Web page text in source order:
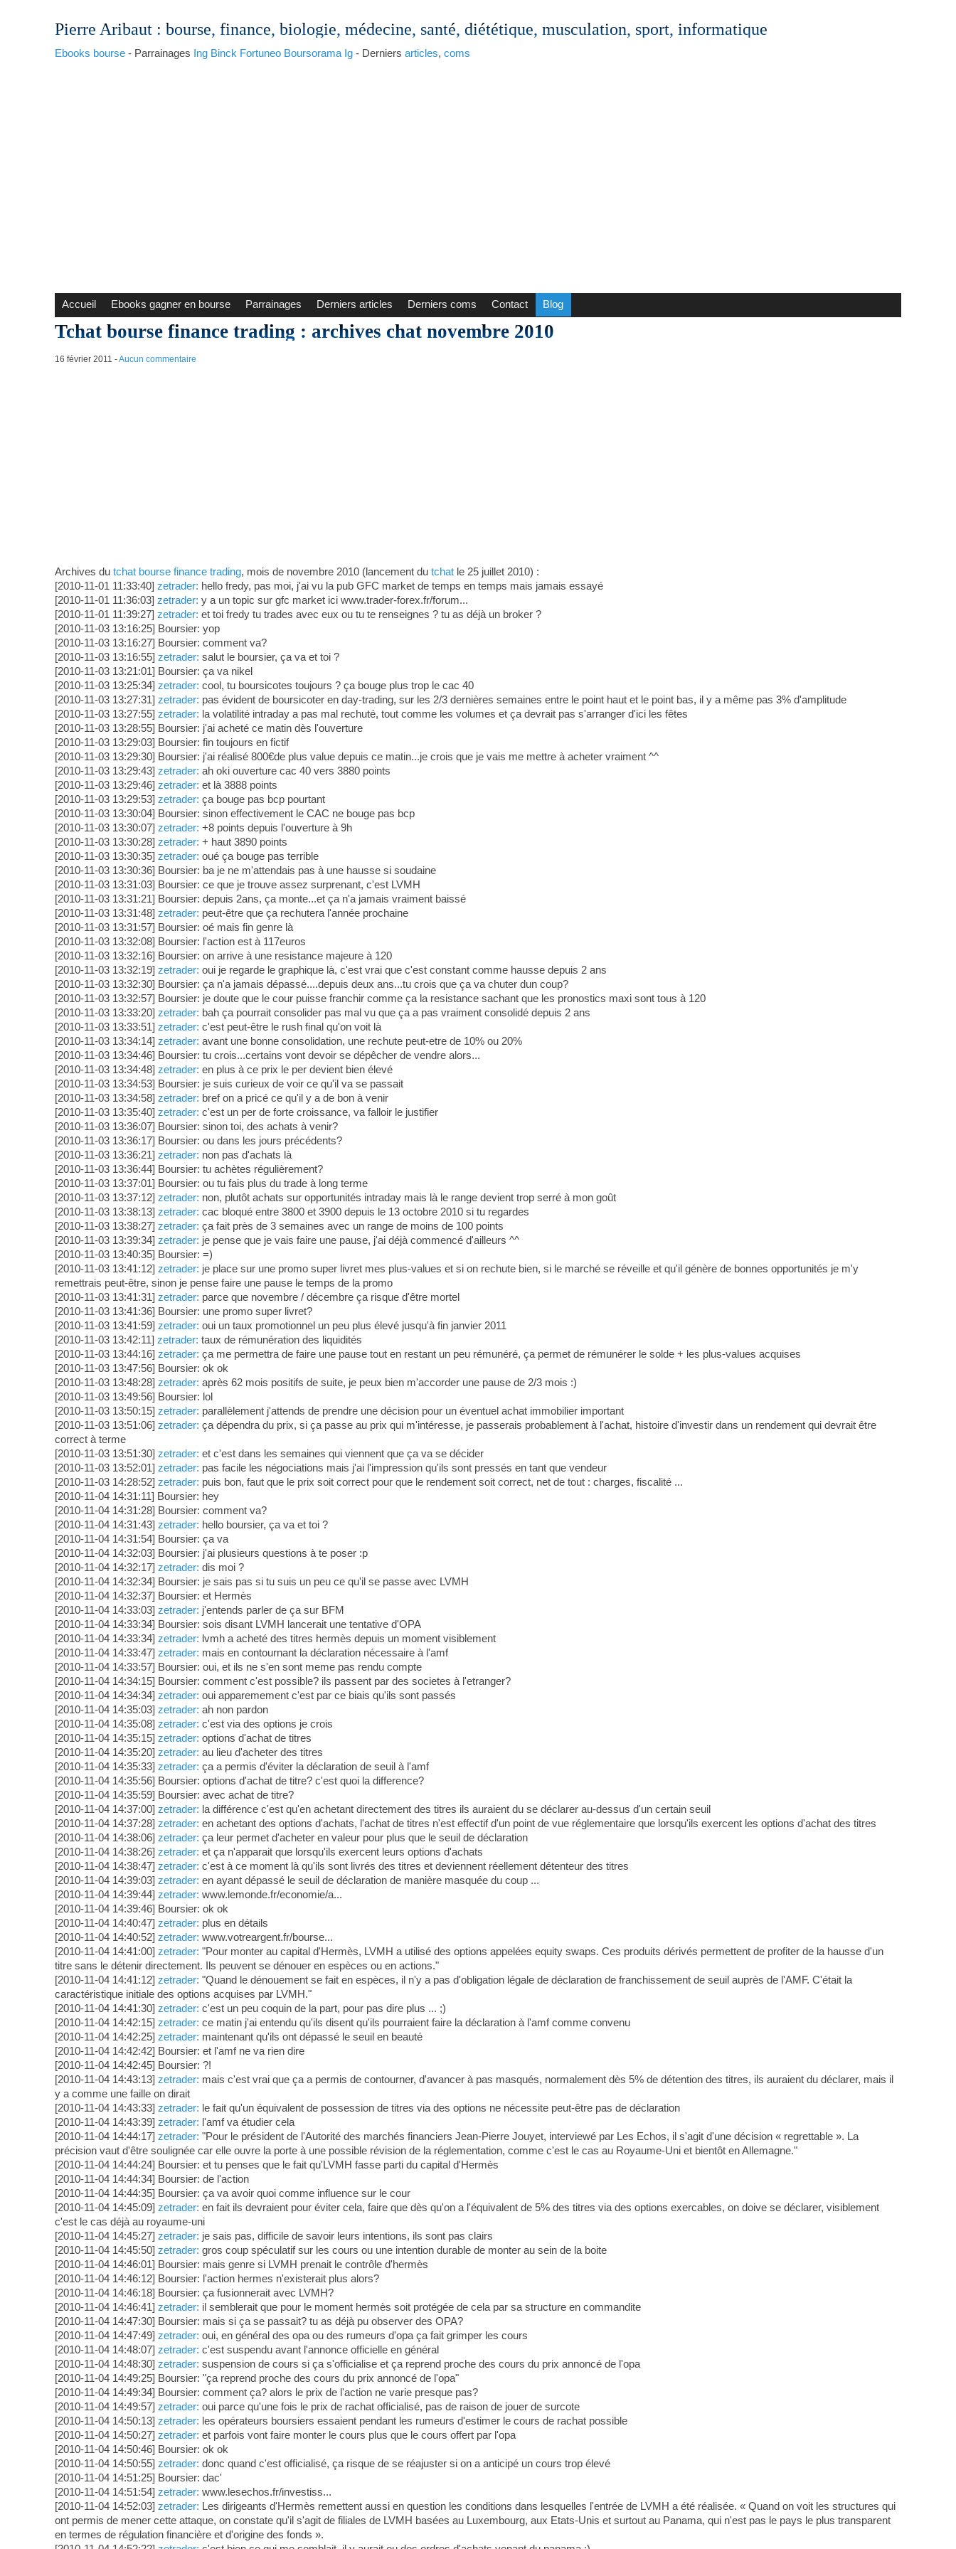
Pierre Aribaut: bourse, finance, biologie, médecine, santé, diététique, musculation, sport, informatique
Ebooks bourse- Parrainages Ing Binck Fortuneo Boursorama Ig- Derniers articles, coms
Accueil Ebooks gagner en bourse Parrainages Derniers articles Derniers coms Contact Blog
Tchat bourse finance trading : archives chat novembre 2010
16 février 2011 -Aucun commentaire
Archives du tchat bourse finance trading, mois de novembre 2010 (lancement du tchatle 25 juillet 2010) :
[2010-11-01 11:33:40] zetrader: hello fredy, pas moi, j'ai vu la pub GFC market de temps en temps mais jamais essayé
[2010-11-01 11:36:03] zetrader: y a un topic sur gfc market ici www.trader-forex.fr/forum...
[2010-11-01 11:39:27] zetrader: et toi fredy tu trades avec eux ou tu te renseignes ? tu as déjà un broker ?
[2010-11-03 13:16:25] Boursier: yop
[2010-11-03 13:16:27] Boursier: comment va?
[2010-11-03 13:16:55] zetrader: salut le boursier, ça va et toi ?
[2010-11-03 13:21:01] Boursier: ça va nikel
[2010-11-03 13:25:34] zetrader: cool, tu boursicotes toujours ? ça bouge plus trop le cac 40
[2010-11-03 13:27:31] zetrader: pas évident de boursicoter en day-trading, sur les 2/3 dernières semaines entre le point haut et le point bas, il y a même pas 3% d'amplitude
[2010-11-03 13:27:55] zetrader: la volatilité intraday a pas mal rechuté, tout comme les volumes et ça devrait pas s'arranger d'ici les fêtes
[2010-11-03 13:28:55] Boursier: j'ai acheté ce matin dès l'ouverture
[2010-11-03 13:29:03] Boursier: fin toujours en fictif
[2010-11-03 13:29:30] Boursier: j'ai réalisé 800€de plus value depuis ce matin...je crois que je vais me mettre à acheter vraiment ^^
[2010-11-03 13:29:43] zetrader: ah oki ouverture cac 40 vers 3880 points
[2010-11-03 13:29:46] zetrader: et là 3888 points
[2010-11-03 13:29:53] zetrader: ça bouge pas bcp pourtant
[2010-11-03 13:30:04] Boursier: sinon effectivement le CAC ne bouge pas bcp
[2010-11-03 13:30:07] zetrader: +8 points depuis l'ouverture à 9h
[2010-11-03 13:30:28] zetrader: + haut 3890 points
[2010-11-03 13:30:35] zetrader: oué ça bouge pas terrible
[2010-11-03 13:30:36] Boursier: ba je ne m'attendais pas à une hausse si soudaine
[2010-11-03 13:31:03] Boursier: ce que je trouve assez surprenant, c'est LVMH
[2010-11-03 13:31:21] Boursier: depuis 2ans, ça monte...et ça n'a jamais vraiment baissé
[2010-11-03 13:31:48] zetrader: peut-être que ça rechutera l'année prochaine
[2010-11-03 13:31:57] Boursier: oé mais fin genre là
[2010-11-03 13:32:08] Boursier: l'action est à 117euros
[2010-11-03 13:32:16] Boursier: on arrive à une resistance majeure à 120
[2010-11-03 13:32:19] zetrader: oui je regarde le graphique là, c'est vrai que c'est constant comme hausse depuis 2 ans
[2010-11-03 13:32:30] Boursier: ça n'a jamais dépassé....depuis deux ans...tu crois que ça va chuter dun coup?
[2010-11-03 13:32:57] Boursier: je doute que le cour puisse franchir comme ça la resistance sachant que les pronostics maxi sont tous à 120
[2010-11-03 13:33:20] zetrader: bah ça pourrait consolider pas mal vu que ça a pas vraiment consolidé depuis 2 ans
[2010-11-03 13:33:51] zetrader: c'est peut-être le rush final qu'on voit là
[2010-11-03 13:34:14] zetrader: avant une bonne consolidation, une rechute peut-etre de 10% ou 20%
[2010-11-03 13:34:46] Boursier: tu crois...certains vont devoir se dépêcher de vendre alors...
[2010-11-03 13:34:48] zetrader: en plus à ce prix le per devient bien élevé
[2010-11-03 13:34:53] Boursier: je suis curieux de voir ce qu'il va se passait
[2010-11-03 13:34:58] zetrader: bref on a pricé ce qu'il y a de bon à venir
[2010-11-03 13:35:40] zetrader: c'est un per de forte croissance, va falloir le justifier
[2010-11-03 13:36:07] Boursier: sinon toi, des achats à venir?
[2010-11-03 13:36:17] Boursier: ou dans les jours précédents?
[2010-11-03 13:36:21] zetrader: non pas d'achats là
[2010-11-03 13:36:44] Boursier: tu achètes régulièrement?
[2010-11-03 13:37:01] Boursier: ou tu fais plus du trade à long terme
[2010-11-03 13:37:12] zetrader: non, plutôt achats sur opportunités intraday mais là le range devient trop serré à mon goût
[2010-11-03 13:38:13] zetrader: cac bloqué entre 3800 et 3900 depuis le 13 octobre 2010 si tu regardes
[2010-11-03 13:38:27] zetrader: ça fait près de 3 semaines avec un range de moins de 100 points
[2010-11-03 13:39:34] zetrader: je pense que je vais faire une pause, j'ai déjà commencé d'ailleurs ^^
[2010-11-03 13:40:35] Boursier: =)
[2010-11-03 13:41:12] zetrader: je place sur une promo super livret mes plus-values et si on rechute bien, si le marché se réveille et qu'il génère de bonnes opportunités je m'y
remettrais peut-être, sinon je pense faire une pause le temps de la promo
[2010-11-03 13:41:31] zetrader: parce que novembre / décembre ça risque d'être mortel
[2010-11-03 13:41:36] Boursier: une promo super livret?
[2010-11-03 13:41:59] zetrader: oui un taux promotionnel un peu plus élevé jusqu'à fin janvier 2011
[2010-11-03 13:42:11] zetrader: taux de rémunération des liquidités
[2010-11-03 13:44:16] zetrader: ça me permettra de faire une pause tout en restant un peu rémunéré, ça permet de rémunérer le solde + les plus-values acquises
[2010-11-03 13:47:56] Boursier: ok ok
[2010-11-03 13:48:28] zetrader: après 62 mois positifs de suite, je peux bien m'accorder une pause de 2/3 mois :)
[2010-11-03 13:49:56] Boursier: lol
[2010-11-03 13:50:15] zetrader: parallèlement j'attends de prendre une décision pour un éventuel achat immobilier important
[2010-11-03 13:51:06] zetrader: ça dépendra du prix, si ça passe au prix qui m'intéresse, je passerais probablement à l'achat, histoire d'investir dans un rendement qui devrait être
correct à terme
[2010-11-03 13:51:30] zetrader: et c'est dans les semaines qui viennent que ça va se décider
[2010-11-03 13:52:01] zetrader: pas facile les négociations mais j'ai l'impression qu'ils sont pressés en tant que vendeur
[2010-11-03 14:28:52] zetrader: puis bon, faut que le prix soit correct pour que le rendement soit correct, net de tout : charges, fiscalité ...
[2010-11-04 14:31:11] Boursier: hey
[2010-11-04 14:31:28] Boursier: comment va?
[2010-11-04 14:31:43] zetrader: hello boursier, ça va et toi ?
[2010-11-04 14:31:54] Boursier: ça va
[2010-11-04 14:32:03] Boursier: j'ai plusieurs questions à te poser :p
[2010-11-04 14:32:17] zetrader: dis moi ?
[2010-11-04 14:32:34] Boursier: je sais pas si tu suis un peu ce qu'il se passe avec LVMH
[2010-11-04 14:32:37] Boursier: et Hermès
[2010-11-04 14:33:03] zetrader: j'entends parler de ça sur BFM
[2010-11-04 14:33:34] Boursier: sois disant LVMH lancerait une tentative d'OPA
[2010-11-04 14:33:34] zetrader: lvmh a acheté des titres hermès depuis un moment visiblement
[2010-11-04 14:33:47] zetrader: mais en contournant la déclaration nécessaire à l'amf
[2010-11-04 14:33:57] Boursier: oui, et ils ne s'en sont meme pas rendu compte
[2010-11-04 14:34:15] Boursier: comment c'est possible? ils passent par des societes à l'etranger?
[2010-11-04 14:34:34] zetrader: oui apparemement c'est par ce biais qu'ils sont passés
[2010-11-04 14:35:03] zetrader: ah non pardon
[2010-11-04 14:35:08] zetrader: c'est via des options je crois
[2010-11-04 14:35:15] zetrader: options d'achat de titres
[2010-11-04 14:35:20] zetrader: au lieu d'acheter des titres
[2010-11-04 14:35:33] zetrader: ça a permis d'éviter la déclaration de seuil à l'amf
[2010-11-04 14:35:56] Boursier: options d'achat de titre? c'est quoi la difference?
[2010-11-04 14:35:59] Boursier: avec achat de titre?
[2010-11-04 14:37:00] zetrader: la différence c'est qu'en achetant directement des titres ils auraient du se déclarer au-dessus d'un certain seuil
[2010-11-04 14:37:28] zetrader: en achetant des options d'achats, l'achat de titres n'est effectif d'un point de vue réglementaire que lorsqu'ils exercent les options d'achat des titres
[2010-11-04 14:38:06] zetrader: ça leur permet d'acheter en valeur pour plus que le seuil de déclaration
[2010-11-04 14:38:26] zetrader: et ça n'apparait que lorsqu'ils exercent leurs options d'achats
[2010-11-04 14:38:47] zetrader: c'est à ce moment là qu'ils sont livrés des titres et deviennent réellement détenteur des titres
[2010-11-04 14:39:03] zetrader: en ayant dépassé le seuil de déclaration de manière masquée du coup ...
[2010-11-04 14:39:44] zetrader: www.lemonde.fr/economie/a...
[2010-11-04 14:39:46] Boursier: ok ok
[2010-11-04 14:40:47] zetrader: plus en détails
[2010-11-04 14:40:52] zetrader: www.votreargent.fr/bourse...
[2010-11-04 14:41:00] zetrader: "Pour monter au capital d'Hermès, LVMH a utilisé des options appelées equity swaps. Ces produits dérivés permettent de profiter de la hausse d'un
titre sans le détenir directement. Ils peuvent se dénouer en espèces ou en actions."
[2010-11-04 14:41:12] zetrader: "Quand le dénouement se fait en espèces, il n'y a pas d'obligation légale de déclaration de franchissement de seuil auprès de l'AMF. C'était la
caractéristique initiale des options acquises par LVMH."
[2010-11-04 14:41:30] zetrader: c'est un peu coquin de la part, pour pas dire plus ... ;)
[2010-11-04 14:42:15] zetrader: ce matin j'ai entendu qu'ils disent qu'ils pourraient faire la déclaration à l'amf comme convenu
[2010-11-04 14:42:25] zetrader: maintenant qu'ils ont dépassé le seuil en beauté
[2010-11-04 14:42:42] Boursier: et l'amf ne va rien dire
[2010-11-04 14:42:45] Boursier: ?!
[2010-11-04 14:43:13] zetrader: mais c'est vrai que ça a permis de contourner, d'avancer à pas masqués, normalement dès 5% de détention des titres, ils auraient du déclarer, mais il
y a comme une faille on dirait
[2010-11-04 14:43:33] zetrader: le fait qu'un équivalent de possession de titres via des options ne nécessite peut-être pas de déclaration
[2010-11-04 14:43:39] zetrader: l'amf va étudier cela
[2010-11-04 14:44:17] zetrader: "Pour le président de l'Autorité des marchés financiers Jean-Pierre Jouyet, interviewé par Les Echos, il s'agit d'une décision « regrettable ». La
précision vaut d'être soulignée car elle ouvre la porte à une possible révision de la réglementation, comme c'est le cas au Royaume-Uni et bientôt en Allemagne."
[2010-11-04 14:44:24] Boursier: et tu penses que le fait qu'LVMH fasse parti du capital d'Hermès
[2010-11-04 14:44:34] Boursier: de l'action
[2010-11-04 14:44:35] Boursier: ça va avoir quoi comme influence sur le cour
[2010-11-04 14:45:09] zetrader: en fait ils devraient pour éviter cela, faire que dès qu'on a l'équivalent de 5% des titres via des options exercables, on doive se déclarer, visiblement
c'est le cas déjà au royaume-uni
[2010-11-04 14:45:27] zetrader: je sais pas, difficile de savoir leurs intentions, ils sont pas clairs
[2010-11-04 14:45:50] zetrader: gros coup spéculatif sur les cours ou une intention durable de monter au sein de la boite
[2010-11-04 14:46:01] Boursier: mais genre si LVMH prenait le contrôle d'hermès
[2010-11-04 14:46:12] Boursier: l'action hermes n'existerait plus alors?
[2010-11-04 14:46:18] Boursier: ça fusionnerait avec LVMH?
[2010-11-04 14:46:41] zetrader: il semblerait que pour le moment hermès soit protégée de cela par sa structure en commandite
[2010-11-04 14:47:30] Boursier: mais si ça se passait? tu as déjà pu observer des OPA?
[2010-11-04 14:47:49] zetrader: oui, en général des opa ou des rumeurs d'opa ça fait grimper les cours
[2010-11-04 14:48:07] zetrader: c'est suspendu avant l'annonce officielle en général
[2010-11-04 14:48:30] zetrader: suspension de cours si ça s'officialise et ça reprend proche des cours du prix annoncé de l'opa
[2010-11-04 14:49:25] Boursier: "ça reprend proche des cours du prix annoncé de l'opa"
[2010-11-04 14:49:34] Boursier: comment ça? alors le prix de l'action ne varie presque pas?
[2010-11-04 14:49:57] zetrader: oui parce qu'une fois le prix de rachat officialisé, pas de raison de jouer de surcote
[2010-11-04 14:50:13] zetrader: les opérateurs boursiers essaient pendant les rumeurs d'estimer le cours de rachat possible
[2010-11-04 14:50:27] zetrader: et parfois vont faire monter le cours plus que le cours offert par l'opa
[2010-11-04 14:50:46] Boursier: ok ok
[2010-11-04 14:50:55] zetrader: donc quand c'est officialisé, ça risque de se réajuster si on a anticipé un cours trop élevé
[2010-11-04 14:51:25] Boursier: dac'
[2010-11-04 14:51:54] zetrader: www.lesechos.fr/investiss...
[2010-11-04 14:52:03] zetrader: Les dirigeants d'Hermès remettent aussi en question les conditions dans lesquelles l'entrée de LVMH a été réalisée. « Quand on voit les structures qui
ont permis de mener cette attaque, on constate qu'il s'agit de filiales de LVMH basées au Luxembourg, aux Etats-Unis et surtout au Panama, qui n'est pas le pays le plus transparent
en termes de régulation financière et d'origine des fonds ».